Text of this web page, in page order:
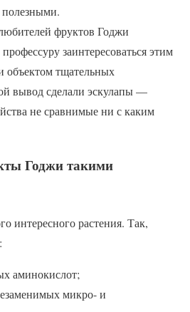
фруктов Годжи
заинтересоваться этим
объектом тщательных
вывод сделали эскулапы —
не сравнимые ни с каким
Годжи такими
интересного растения. Так,
аминокислот;
микро- и